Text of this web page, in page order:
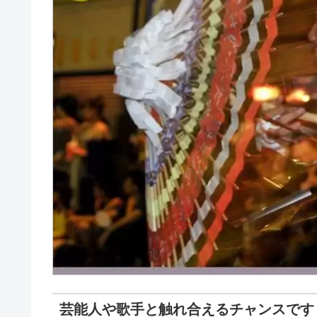
芸能人や歌手と触れ合えるチャンスです